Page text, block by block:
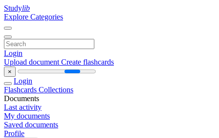
Studylib
Explore Categories
Login
Upload document Create flashcards
×
Login
Flashcards Collections
Documents
Last activity
My documents
Saved documents
Profile